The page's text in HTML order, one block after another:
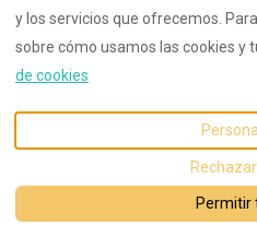
Español EUR +49
Email:
Villa.angelina.garda@gmail.
com
©
by
y los servicios que ofrecemos.
sobre cómo usamos las cookies y
de cookies
Permitir